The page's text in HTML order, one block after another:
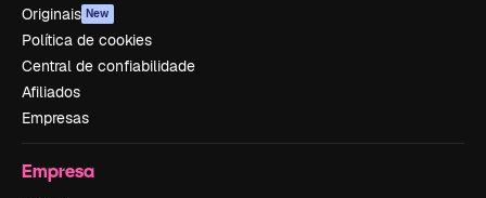
Originais New
Política de cookies
Central de confiabilidade
Afiliados
Empresas
Empresa